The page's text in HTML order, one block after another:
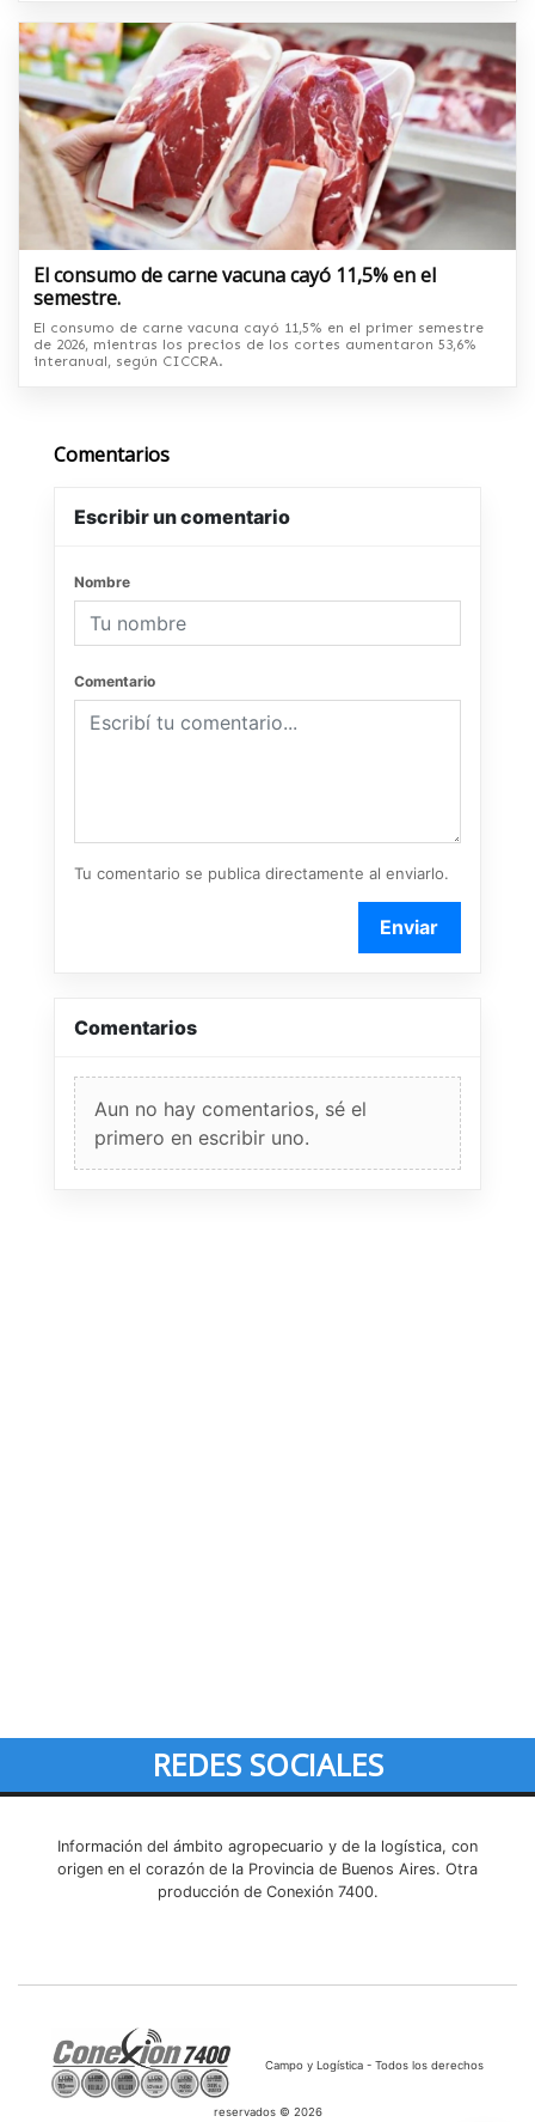
El consumo de carne vacuna cayó 11,5% en el
semestre.
El consumo de carne vacuna cayó 11,5% en el primer semestre
de 2026, mientras los precios de los cortes aumentaron 53,6%
interanual, según CICCRA.
Comentarios
Escribir un comentario
Nombre
Comentario
Tu comentario se publica directamente al enviarlo.
Enviar
Comentarios
Aun no hay comentarios, sé el
primero en escribir uno.
REDES SOCIALES
Información del ámbito agropecuario y de la logística, con
origen en el corazón de la Provincia de Buenos Aires. Otra
producción de Conexión 7400.
Campo y Logística - Todos los derechos
reservados © 2026